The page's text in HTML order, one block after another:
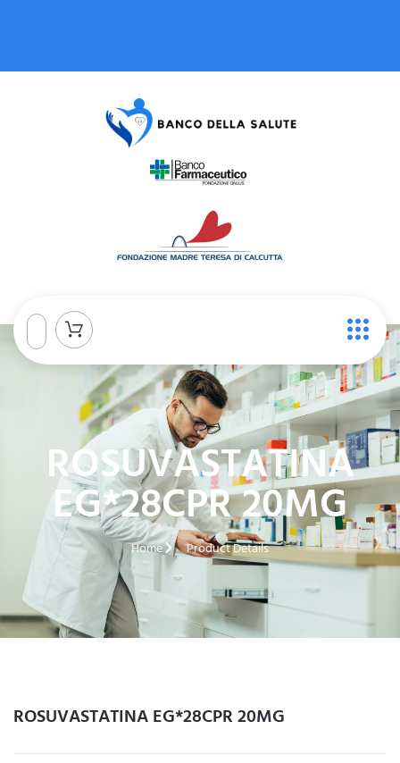
ROSUVASTATINA
EG*28CPR 20MG
Home Product Details
ROSUVASTATINA EG*28CPR 20MG